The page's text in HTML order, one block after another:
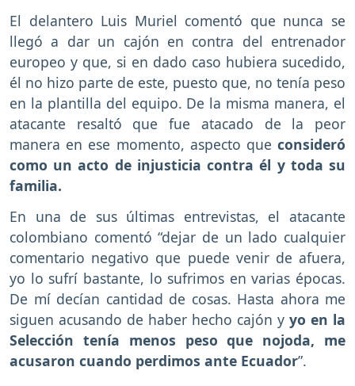
El delantero Luis Muriel comentó que nunca se
llegó a dar un cajón en contra del entrenador
europeo y que, si en dado caso hubiera sucedido,
él no hizo parte de este, puesto que, no tenía peso
en la plantilla del equipo. De la misma manera, el
atacante resaltó que fue atacado de la peor
manera en ese momento, aspecto que consideró
como un acto de injusticia contra él y toda su
familia.
En una de sus últimas entrevistas, el atacante
colombiano comentó “dejar de un lado cualquier
comentario negativo que puede venir de afuera,
yo lo sufrí bastante, lo sufrimos en varias épocas.
De mí decían cantidad de cosas. Hasta ahora me
siguen acusando de haber hecho cajón y yo en la
Selección tenía menos peso que nojoda, me
acusaron cuando perdimos ante Ecuador”.